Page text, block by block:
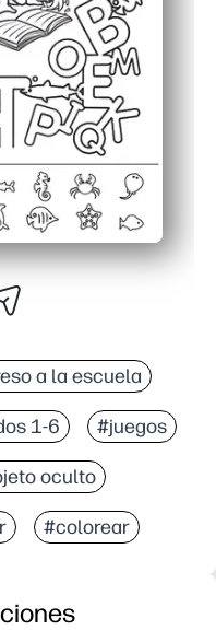
a la escuela
1-6 #juegos
oculto
#colorear